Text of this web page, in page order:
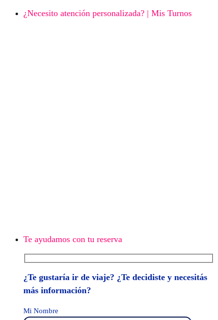
¿Necesito atención personalizada? | Mis Turnos
Te ayudamos con tu reserva
¿Te gustaría ir de viaje? ¿Te decidiste y necesitás
más información?
Mi Nombre